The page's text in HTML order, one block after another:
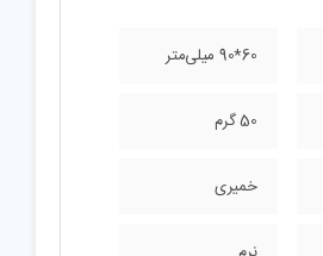
60*90 میلی‌متر
50 گرم
خمیری